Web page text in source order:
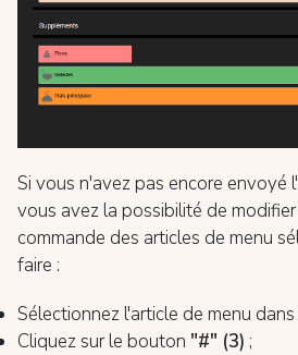
Si vous n'avez pas encore envoyé
vous avez la possibilité de
commande des articles de menu
faire :
Sélectionnez l'article de menu
Cliquez sur le bouton "#" (3) ;